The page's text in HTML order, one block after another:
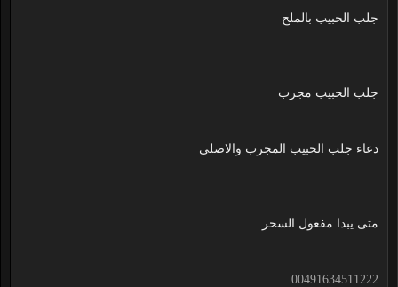
جلب الحبيب بالملح
جلب الحبيب مجرب
دعاء جلب الحبيب المجرب والاصلي
متى يبدا مفعول السحر
00491634511222